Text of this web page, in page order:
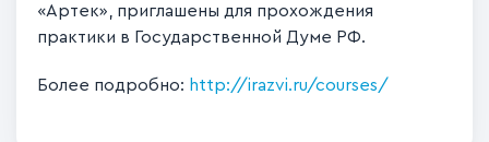
«Артек», приглашены для прохождения
практики в Государственной Думе РФ.
Более подробно: http://irazvi.ru/courses/